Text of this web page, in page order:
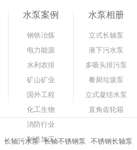
水泵案例
钢铁冶炼
电力能源
水利农排
矿山矿业
国外工程
化工生物
消防行业
制造加工
水泵相册
立式长轴泵
液下污水泵
多吸头排污泵
餐厨垃圾泵
立式凝结水泵
直角齿轮箱
长轴污水泵 长轴不锈钢泵 不锈钢长轴泵